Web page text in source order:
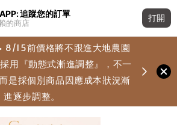
追蹤您的訂單
的商店
打開
8/15前價格將不跟進大地農園
用『動態式漸進調整』，不一
是採個別商品因應成本狀況漸
進逐步調整。